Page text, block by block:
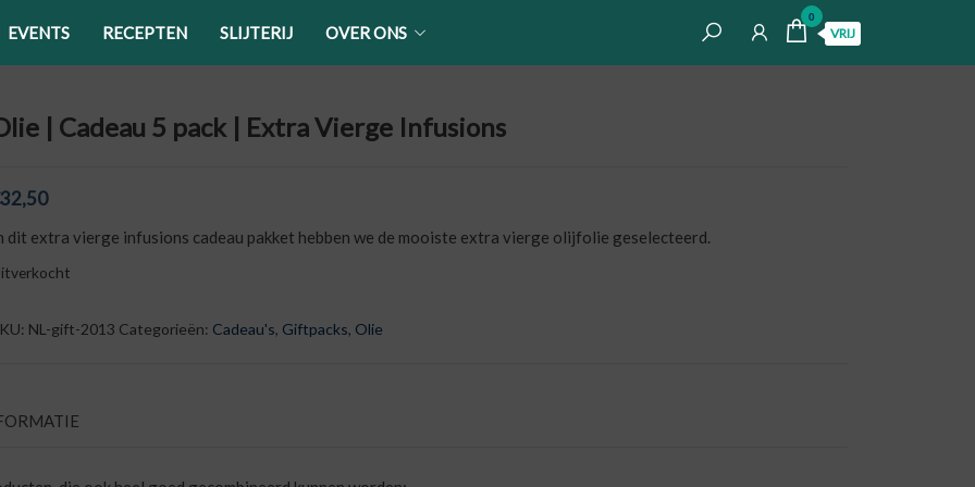
0
VRIJ
EVENTS RECEPTEN SLIJTERIJ OVER ONS
| Cadeau 5 pack | Extra Vierge Infusions
32,50
dit extra vierge infusions cadeau pakket hebben we de mooiste extra vierge olijfolie geselecteerd.
NL-gift-2013 Categorieën: Cadeau's, Giftpacks, Olie